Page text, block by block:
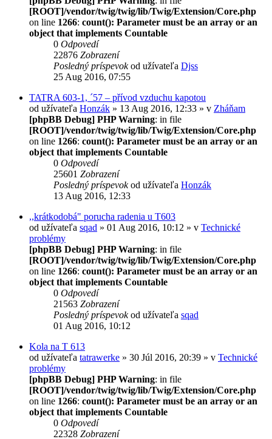
[ROOT]/vendor/twig/twig/lib/Twig/Extension/Core.php
on line 1266: count(): Parameter must be an array or an
object that implements Countable
0 Odpovedí
22876 Zobrazení
Posledný príspevokod užívateľa Djss
25 Aug 2016, 07:55
TATRA 603-1, ´57 – přívod vzduchu kapotou
od užívateľa Honzák » 13 Aug 2016, 12:33 » v Zháňam
[phpBB Debug] PHP Warning: in file
[ROOT]/vendor/twig/twig/lib/Twig/Extension/Core.php
on line 1266: count(): Parameter must be an array or an
object that implements Countable
0 Odpovedí
25601 Zobrazení
Posledný príspevokod užívateľa Honzák
13 Aug 2016, 12:33
,,krátkodobá" porucha radenia u T603
od užívateľa sqad » 01 Aug 2016, 10:12 » v Technické
problémy
[phpBB Debug] PHP Warning: in file
[ROOT]/vendor/twig/twig/lib/Twig/Extension/Core.php
on line 1266: count(): Parameter must be an array or an
object that implements Countable
0 Odpovedí
21563 Zobrazení
Posledný príspevokod užívateľa sqad
01 Aug 2016, 10:12
Kola na T 613
od užívateľa tatrawerke » 30 Júl 2016, 20:39 » v Technické
problémy
[phpBB Debug] PHP Warning: in file
[ROOT]/vendor/twig/twig/lib/Twig/Extension/Core.php
on line 1266: count(): Parameter must be an array or an
object that implements Countable
0 Odpovedí
22328 Zobrazení